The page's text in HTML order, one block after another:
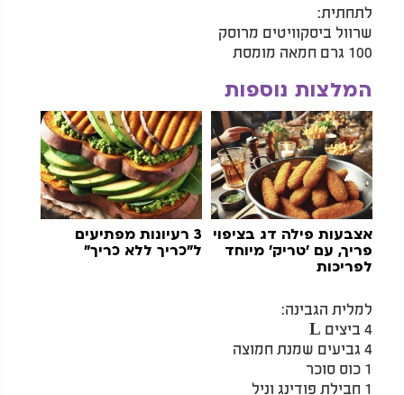
לתחתית:
שרוול ביסקוויטים מרוסק
100 גרם חמאה מומסת
המלצות נוספות
אצבעות פילה דג בציפוי
פריך, עם 'טריק' מיוחד
לפריכות
3 רעיונות מפתיעים
ל"כריך ללא כריך"
למלית הגבינה:
4 ביצים L
4 גביעים שמנת חמוצה
1 כוס סוכר
1 חבילת פודינג וניל